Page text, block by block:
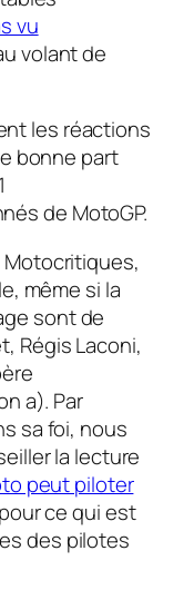
vu
volant de
les réactions
bonne part
de MotoGP.
Motocritiques,
même si la
sont de
Régis Laconi,
a). Par
sa foi, nous
la lecture
peut piloter
ce qui est
des pilotes